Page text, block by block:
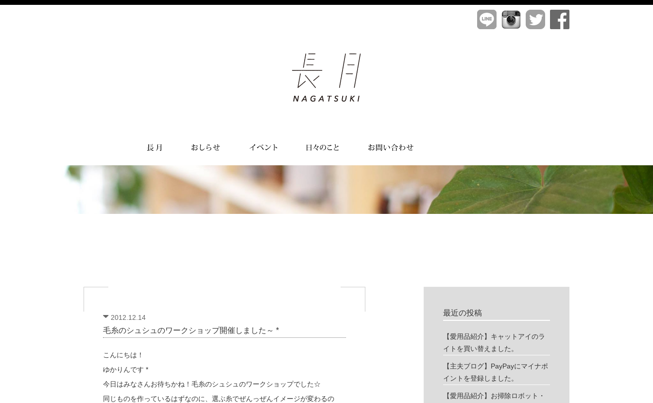
2012.12.14
毛糸のシュシュのワークショップ開催しました～ *
こんにちは！
ゆかりんです *
今日はみなさんお待ちかね！毛糸のシュシュのワークショップでした☆
同じものを作っているはずなのに、選ぶ糸でぜんっぜんイメージが変わるの
最近の投稿
【愛用品紹介】キャットアイのラ
イトを買い替えました。
【主夫ブログ】PayPayにマイナポ
イントを登録しました。
【愛用品紹介】お掃除ロボット・